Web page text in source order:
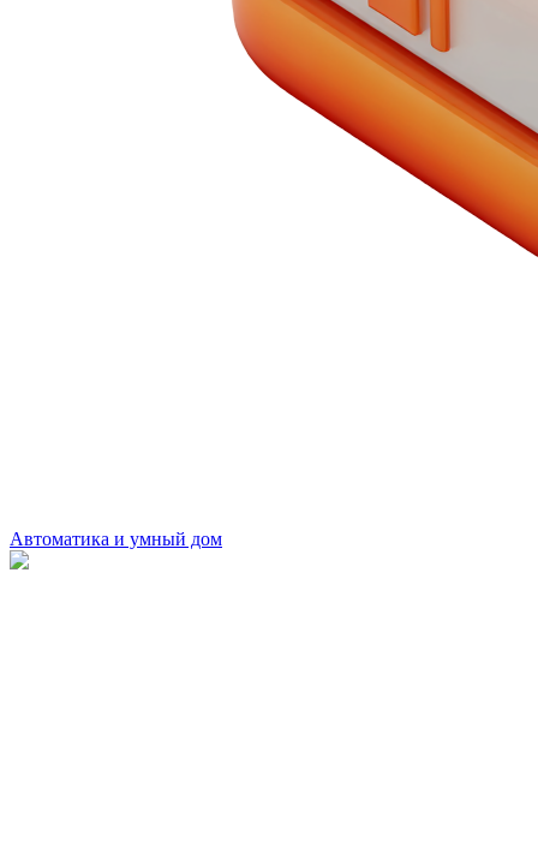
Автоматика и умный дом